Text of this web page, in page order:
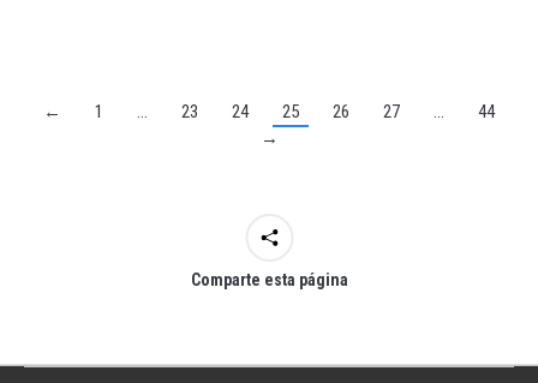
← 1 … 23 24 25 26 27 …
44
→
Comparte esta página